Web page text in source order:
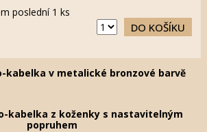
poslední 1 ks
DO KOŠÍKU
kabelka v metalické bronzové barvě
kabelka z koženky s nastavitelným
popruhem